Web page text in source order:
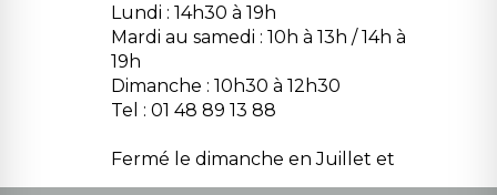
Lundi : 14h30 à 19h
Mardi au samedi : 10h à 13h / 14h à
19h
Dimanche : 10h30 à 12h30
Tel : 01 48 89 13 88
Fermé le dimanche en Juillet et
Août